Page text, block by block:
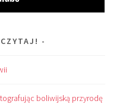
boliwijską przyrodę